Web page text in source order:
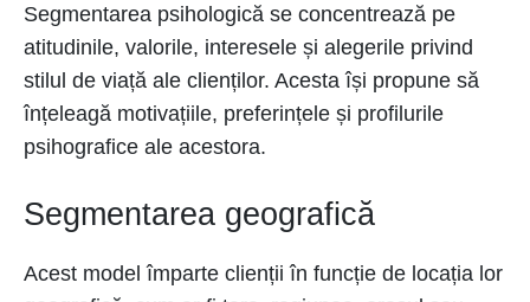
Segmentarea psihologică se concentrează pe
atitudinile, valorile, interesele și alegerile privind
stilul de viață ale clienților. Acesta își propune să
înțeleagă motivațiile, preferințele și profilurile
psihografice ale acestora.
Segmentarea geografică
Acest model împarte clienții în funcție de locația lor